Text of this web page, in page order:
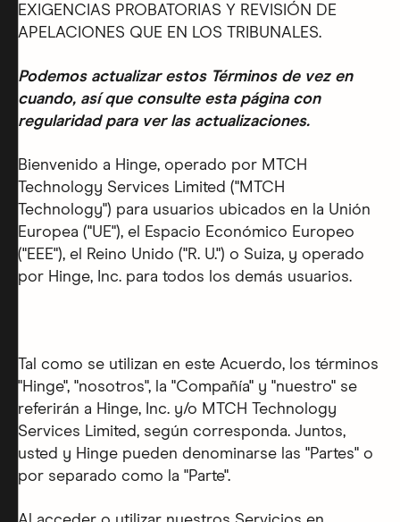
EXIGENCIAS PROBATORIAS Y REVISIÓN DE
APELACIONES QUE EN LOS TRIBUNALES.
Podemos actualizar estos Términos de vez en
cuando, así que consulte esta página con
regularidad para ver las actualizaciones.
Bienvenido a Hinge, operado por MTCH
Technology Services Limited ("MTCH
Technology") para usuarios ubicados en la Unión
Europea ("UE"), el Espacio Económico Europeo
("EEE"), el Reino Unido ("R. U.") o Suiza, y operado
por Hinge, Inc. para todos los demás usuarios.
Tal como se utilizan en este Acuerdo, los términos
"Hinge", "nosotros", la "Compañía" y "nuestro" se
referirán a Hinge, Inc. y/o MTCH Technology
Services Limited, según corresponda. Juntos,
usted y Hinge pueden denominarse las "Partes" o
por separado como la "Parte".